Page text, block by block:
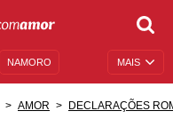
MAIS
NAMORO
AMOR DECLARAÇÕES